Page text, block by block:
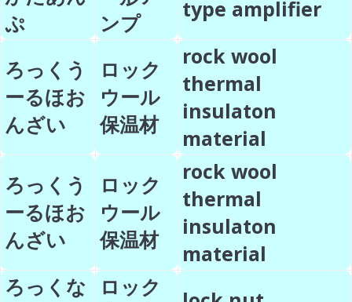
ぷ
ンプ
type amplifier
ろっくう
ーるほお
んざい
ロック
ウール
保温材
rock wool
thermal
insulaton
material
ろっくう
ーるほお
んざい
ロック
ウール
保温材
rock wool
thermal
insulaton
material
ろっくな
ロック